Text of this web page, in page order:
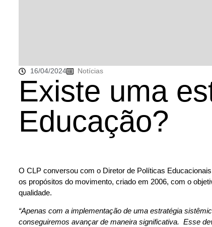
16/04/2024 Notícias
Existe uma
Educação?
O CLP conversou com o Diretor de Políticas
os propósitos do movimento, criado em 2006, com o
qualidade.
“Apenas com a implementação de uma estratégia
conseguiremos avançar de maneira significativa. Esse